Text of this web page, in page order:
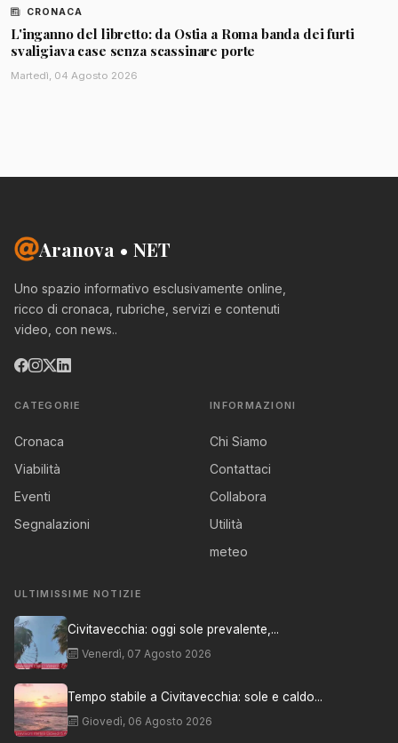
CRONACA
L'inganno del libretto: da Ostia a Roma banda dei furti
svaligiava case senza scassinare porte
Martedì, 04 Agosto 2026
Aranova • NET
Uno spazio informativo esclusivamente online,
ricco di cronaca, rubriche, servizi e contenuti
video, con news..
CATEGORIE
Cronaca
Viabilità
Eventi
Segnalazioni
INFORMAZIONI
Chi Siamo
Contattaci
Collabora
Utilità
meteo
ULTIMISSIME NOTIZIE
Civitavecchia: oggi sole prevalente,...
Venerdì, 07 Agosto 2026
Tempo stabile a Civitavecchia: sole e caldo...
Giovedì, 06 Agosto 2026